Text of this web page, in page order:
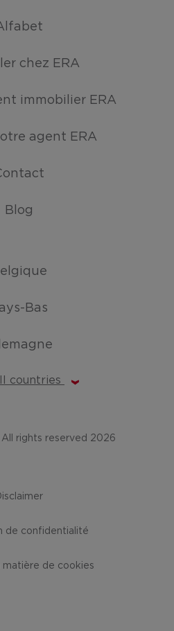
chez ERA
immobilier ERA
agent ERA
Blog
Bas
countries
rights reserved 2026
de confidentialité
matière de cookies